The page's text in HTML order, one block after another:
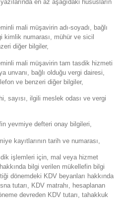
en az aşağıdaki hususların
mali müşavirin adı-soyadı, bağlı
kimlik numarası, mühür ve sicil
diğer bilgiler,
mali müşavirin tam tasdik hizmeti
unvanı, bağlı olduğu vergi dairesi,
ve benzeri diğer bilgiler,
sayısı, ilgili meslek odası ve vergi
yevmiye defteri onay bilgileri,
kayıtlarının tarih ve numarası,
işlemleri için, mal veya hizmet
bilgi verilen mükellefin bilgi
dönemdeki KDV beyanları hakkında
tutarı, KDV matrahı, hesaplanan
devreden KDV tutarı, tahakkuk